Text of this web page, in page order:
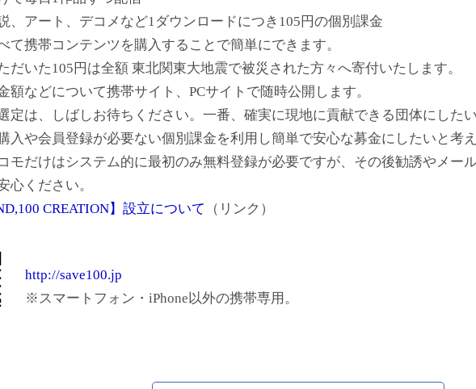
、アート、デコメなど1ダウンロードにつき105円の個別課金
て携帯コンテンツを購入することで簡単にできます。
だいた105円は全額 東北関東大地震で被災された方々へ寄付いたします。
額などについて携帯サイト、PCサイトで随時公開します。
定は、しばしお待ちください。一番、確実に現地に貢献できる団体にした
入や会員登録が必要ない個別課金を利用し簡単で安心な募金にしたいと考え
モだけはシステム的に最初のみ無料登録が必要ですが、その後勧誘やメー
心ください。
CREATION】設立について （リンク）
http://save100.jp
※スマートフォン・iPhone以外の携帯専用。